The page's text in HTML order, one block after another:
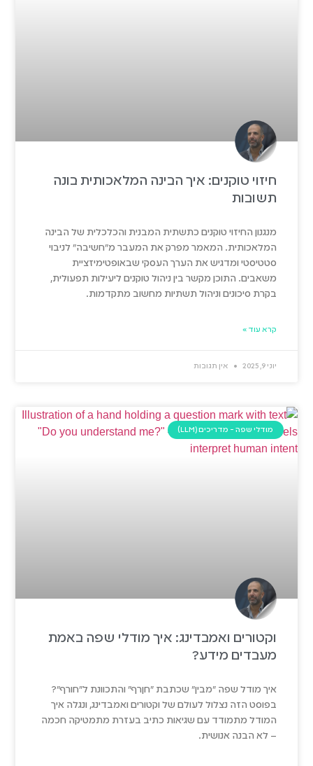
חיזוי טוקנים: איך הבינה המלאכותית בונה
תשובות
מנגנון החיזוי טוקנים כתשתית המבנית והכלכלית של הבינה
המלאכותית. המאמר מפרק את המעבר מ"חשיבה" לניבוי
סטטיסטי ומדגיש את הערך העסקי שבאופטימיזציית
משאבים. התוכן מקשר בין ניהול טוקנים ליעילות תפעולית,
בקרת סיכונים וניהול תשתיות מחשוב מתקדמות.
קרא עוד »
יוני 9, 2025 אין תגובות
מודלי שפה - מדריכים (LLM)
וקטורים ואמבדינג: איך מודלי שפה באמת
מעבדים מידע?
איך מודל שפה "מבין" שכתבת "חןרף" והתכוונת ל"חורף"?
בפוסט הזה נצלול לעולם של וקטורים ואמבדינג, ונגלה איך
המודל מתמודד עם שגיאות כתיב בעזרת מתמטיקה חכמה
– לא הבנה אנושית.